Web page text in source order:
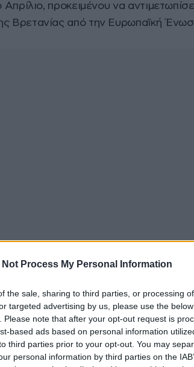
Not Process My Personal Information
the sale, sharing to third parties, or processing
targeted advertising by us, please use the
Please note that after your opt-out request is
based ads based on personal information
third parties prior to your opt-out. You may
personal information by third parties on the
προκειμένου να
Βρετανίας από την Ευρωπαϊκή